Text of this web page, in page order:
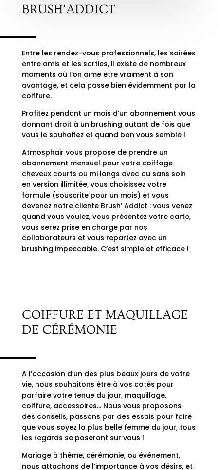
BRUSH’ADDICT
Entre les rendez-vous professionnels, les soirées
entre amis et les sorties, il existe de nombreux
moments où l’on aime être vraiment à son
avantage, et cela passe bien évidemment par la
coiffure.
Profitez pendant un mois d’un abonnement vous
donnant droit à un brushing autant de fois que
vous le souhaitez et quand bon vous semble !
Atmosphair vous propose de prendre un
abonnement mensuel pour votre coiffage
cheveux courts ou mi longs avec ou sans soin
en version illimitée, vous choisissez votre
formule (souscrite pour un mois) et vous
devenez notre cliente Brush’ Addict : vous venez
quand vous voulez, vous présentez votre carte,
vous serez prise en charge par nos
collaborateurs et vous repartez avec un
brushing impeccable. C‘est simple et efficace !
COIFFURE ET MAQUILLAGE
DE CÉRÉMONIE
A l’occasion d’un des plus beaux jours de votre
vie, nous souhaitons être à vos cotés pour
parfaire votre tenue du jour, maquillage,
coiffure, accessoires… Nous vous proposons
des conseils, passons par des essais pour faire
que vous soyez la plus belle femme du jour, tous
les regards se poseront sur vous !
Mariage à thème, cérémonie, ou événement,
nous attachons de l’importance à vos désirs, et